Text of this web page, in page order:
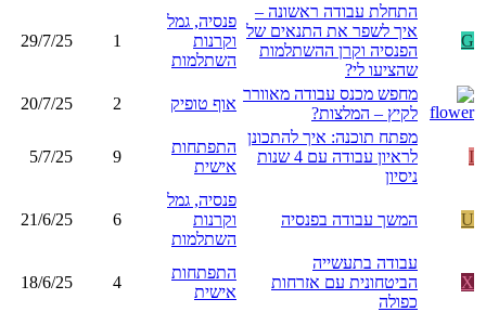
G
התחלת עבודה ראשונה –
איך לשפר את התנאים של
הפנסיה וקרן ההשתלמות
שהציעו לי?
פנסיה, גמל
וקרנות
השתלמות
1
29/7/25
מחפש מכנס עבודה מאוורר
לקיץ – המלצות?
אוף טופיק 2
20/7/25
I
מפתח תוכנה: איך להתכונן
לראיון עבודה עם 4 שנות
ניסיון
התפתחות
אישית
9
5/7/25
U המשך עבודה בפנסיה
פנסיה, גמל
וקרנות
השתלמות
6
21/6/25
X
עבודה בתעשייה
הביטחונית עם אזרחות
כפולה
התפתחות
אישית
4
18/6/25